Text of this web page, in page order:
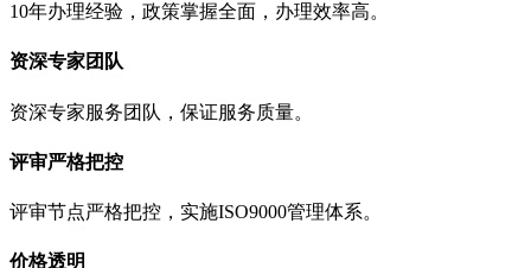
10年办理经验，政策掌握全面，办理效率高。
资深专家团队
资深专家服务团队，保证服务质量。
评审严格把控
评审节点严格把控，实施ISO9000管理体系。
价格透明